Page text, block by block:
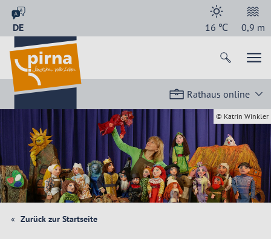
DE 16 ℃ 0,9 m
Rathaus online
© Katrin Winkler
Zurück zur Startseite